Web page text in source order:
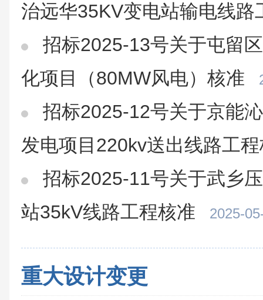
治远华35KV变电站输电线路
招标2025-13号关于屯留
化项目（80MW风电）核准
招标2025-12号关于京能
发电项目220kv送出线路工
招标2025-11号关于武乡
站35kV线路工程核准
2025-
重大设计变更